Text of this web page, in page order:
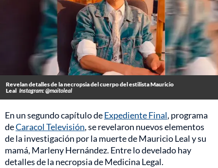
Revelan detalles de la necropsia del cuerpo del estilista Mauricio
Leal Instagram: @maitoleal
En un segundo capítulo deExpediente Final, programa
deCaracol Televisión, se revelaron nuevos elementos
de la investigación por la muerte de Mauricio Leal y su
mamá, Marleny Hernández. Entre lo develado hay
detalles de la necropsia de Medicina Legal.